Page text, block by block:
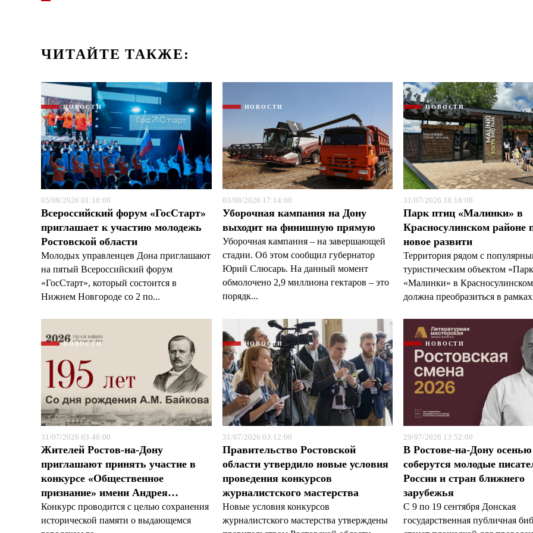
ЧИТАЙТЕ ТАКЖЕ:
НОВОСТИ
05/08/2026 01:10:00
Всероссийский форум «ГосСтарт»
приглашает к участию молодежь
Ростовской области
Молодых управленцев Дона приглашают
на пятый Всероссийский форум
«ГосСтарт», который состоится в
Нижнем Новгороде со 2 по...
НОВОСТИ
03/08/2026 17:14:00
Уборочная кампания на Дону
выходит на финишную прямую
Уборочная кампания – на завершающей
стадии. Об этом сообщил губернатор
Юрий Слюсарь. На данный момент
обмолочено 2,9 миллиона гектаров – это
порядк...
НОВОСТИ
31/07/2026 18:18:00
Парк птиц «Малинки» в
Красносулинском районе
новое развити
Территория рядом с
туристическим объектом
«Малинки» в
должна преобразиться в
НОВОСТИ
31/07/2026 03:40:00
Жителей Ростов-на-Дону
приглашают принять участие в
конкурсе «Общественное
признание» имени Андрея…
Конкурс проводится с целью сохранения
исторической памяти о выдающемся
НОВОСТИ
31/07/2026 03:12:00
Правительство Ростовской
области утвердило новые условия
проведения конкурсов
журналистского мастерства
Новые условия конкурсов
журналистского мастерства утверждены
НОВОСТИ
29/07/2026 13:52:00
В Ростове-на-Дону осенью
соберутся молодые
России и стран ближнего
зарубежья
С 9 по 19 сентября Донская
государственная публичная